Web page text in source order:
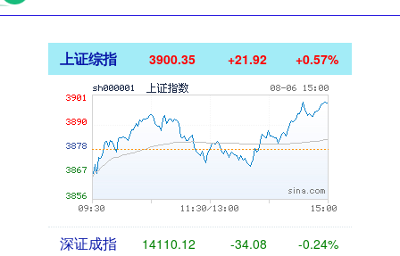
上证综指 3900.35 +21.92 +0.57%
深证成指 14110.12 -34.08 -0.24%